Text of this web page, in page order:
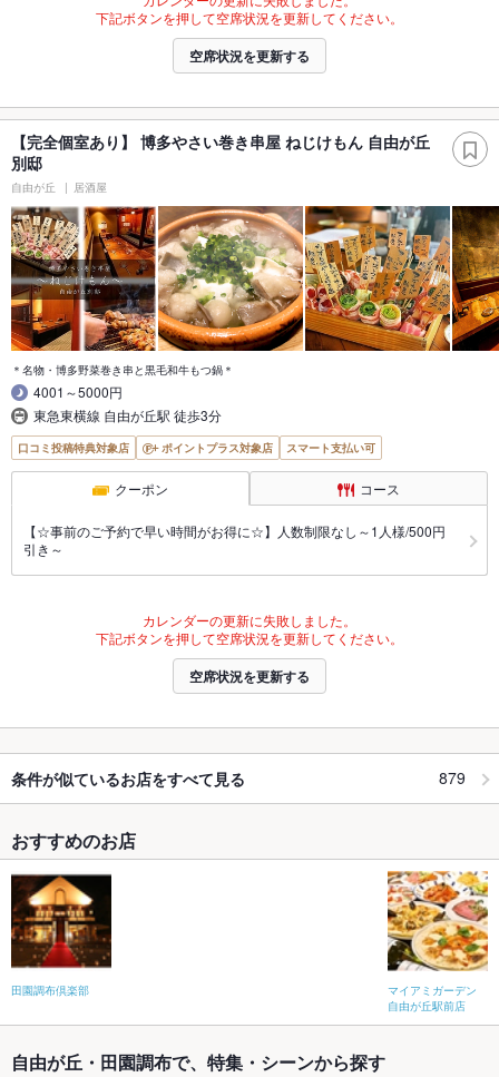
下記ボタンを押して空席状況を更新してください。
空席状況を更新する
【完全個室あり】 博多やさい巻き串屋 ねじけもん 自由が丘
別邸
自由が丘 居酒屋
＊名物・博多野菜巻き串と黒毛和牛もつ鍋＊
4001～5000円
東急東横線 自由が丘駅 徒歩3分
口コミ投稿特典対象店 ポイントプラス対象店 スマート支払い可
クーポン コース
【☆事前のご予約で早い時間がお得に☆】人数制限なし～1人様/500円
引き～
カレンダーの更新に失敗しました。
下記ボタンを押して空席状況を更新してください。
空席状況を更新する
条件が似ているお店をすべて見る 879
おすすめのお店
田園調布倶楽部
マイアミガーデン
自由が丘駅前店
自由が丘・田園調布で、特集・シーンから探す